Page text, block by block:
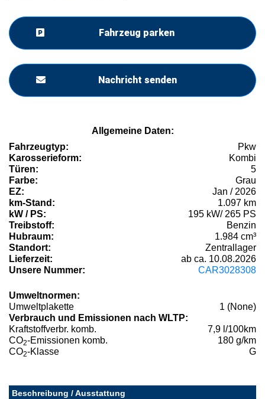
Fahrzeug parken
Nachricht senden
Allgemeine Daten:
Fahrzeugtyp:
Pkw
Karosserieform:
Kombi
Türen:
5
Farbe:
Grau
EZ:
Jan / 2026
km-Stand:
1.097 km
kW / PS:
195 kW/ 265 PS
Treibstoff:
Benzin
Hubraum:
1.984 cm³
Standort:
Zentrallager
Lieferzeit:
ab ca. 10.08.2026
Unsere Nummer:
CAR3028308
Umweltnormen:
Umweltplakette
1 (None)
Verbrauch und Emissionen nach WLTP:
Kraftstoffverbr. komb.
7,9 l/100km
CO2-Emissionen komb.
180 g/km
CO2-Klasse G
Beschreibung / Ausstattung